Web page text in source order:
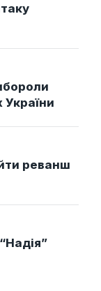
України
реванш